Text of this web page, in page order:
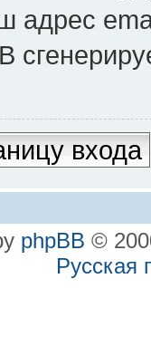
адрес
входа
phpBB ©
Русская